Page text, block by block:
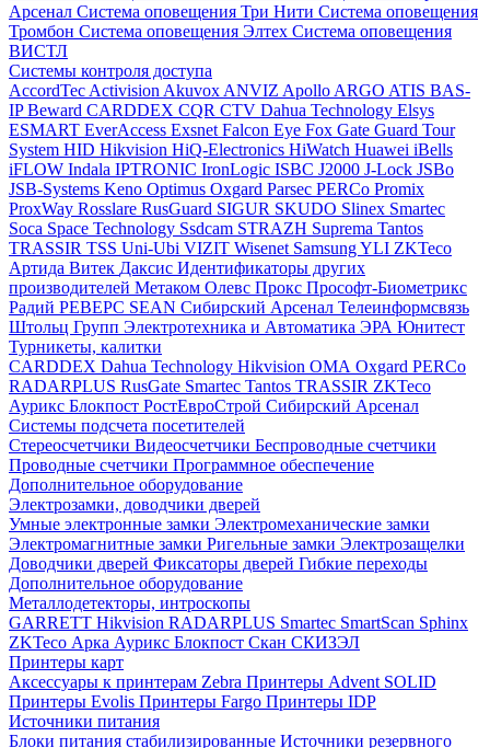
Арсенал Система оповещения Три Нити Система оповещения
Тромбон Система оповещения Элтех Система оповещения
ВИСТЛ
Системы контроля доступа
AccordTec Activision Akuvox ANVIZ Apollo ARGO ATIS BAS-
IPBeward CARDDEX CQR CTV Dahua Technology Elsys
ESMART EverAccess Exsnet Falcon Eye Fox Gate Guard Tour
System HID Hikvision HiQ-Electronics HiWatch Huawei iBells
iFLOW Indala IPTRONIC IronLogic ISBC J2000 J-Lock JSBo
JSB-Systems Keno Optimus Oxgard Parsec PERCo Promix
ProxWay Rosslare RusGuard SIGUR SKUDO Slinex Smartec
Soca Space Technology Ssdcam STRAZH Suprema Tantos
TRASSIR TSS Uni-Ubi VIZIT Wisenet SamsungYLI ZKTeco
Артида Витек Даксис Идентификаторы других
производителей Метаком Олевс Прокс Прософт-Биометрикс
Радий РЕВЕРС SEAN Сибирский Арсенал Телеинформсвязь
Штольц Групп Электротехника и Автоматика ЭРА Юнитест
Турникеты, калитки
CARDDEX Dahua Technology Hikvision ОМА Oxgard PERCo
RADARPLUS RusGate Smartec Tantos TRASSIR ZKTeco
Аурикс Блокпост РостЕвроСтрой Сибирский Арсенал
Системы подсчета посетителей
Стереосчетчики Видеосчетчики Беспроводные счетчики
Проводные счетчики Программное обеспечение
Дополнительное оборудование
Электрозамки, доводчики дверей
Умные электронные замки Электромеханические замки
Электромагнитные замки Ригельные замки Электрозащелки
Доводчики дверей Фиксаторы дверей Гибкие переходы
Дополнительное оборудование
Металлодетекторы, интроскопы
GARRETT Hikvision RADARPLUS Smartec SmartScan Sphinx
ZKTeco Арка Аурикс Блокпост Скан СКИЗЭЛ
Принтеры карт
Аксессуары к принтерам Zebra Принтеры Advent SOLID
Принтеры Evolis Принтеры Fargo Принтеры IDP
Источники питания
Блоки питания стабилизированные Источники резервного